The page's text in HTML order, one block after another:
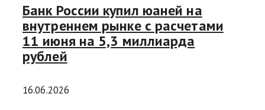
Банк России купил юаней на
внутреннем рынке с расчетами
11 июня на 5,3 миллиарда
рублей
16.06.2026